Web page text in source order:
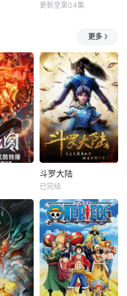
更新至第04集
更多
斗罗大陆
已完结